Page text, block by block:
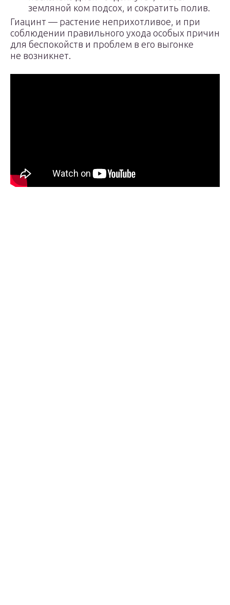
земляной ком подсох, и сократить полив.
Гиацинт — растение неприхотливое, и при
соблюдении правильного ухода особых причин
для беспокойств и проблем в его выгонке
не возникнет.